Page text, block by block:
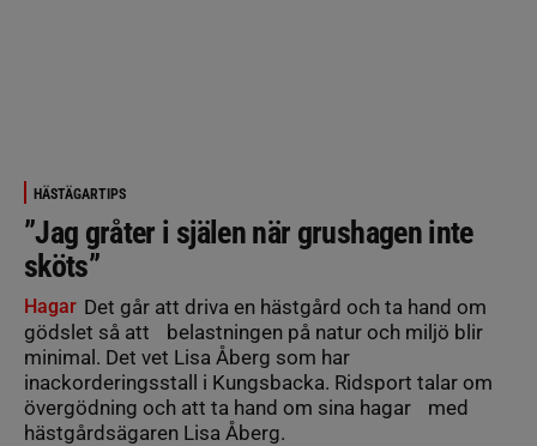
HÄSTÄGARTIPS
”Jag gråter i själen när grushagen inte
sköts”
Hagar Det går att driva en hästgård och ta hand om
gödslet så att belastningen på natur och miljö blir
minimal. Det vet Lisa Åberg som har
inackorderingsstall i Kungsbacka. Ridsport talar om
övergödning och att ta hand om sina hagar med
hästgårdsägaren Lisa Åberg.